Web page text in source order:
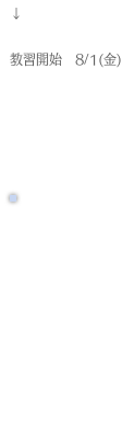
↓
教習開始 8/1(金)